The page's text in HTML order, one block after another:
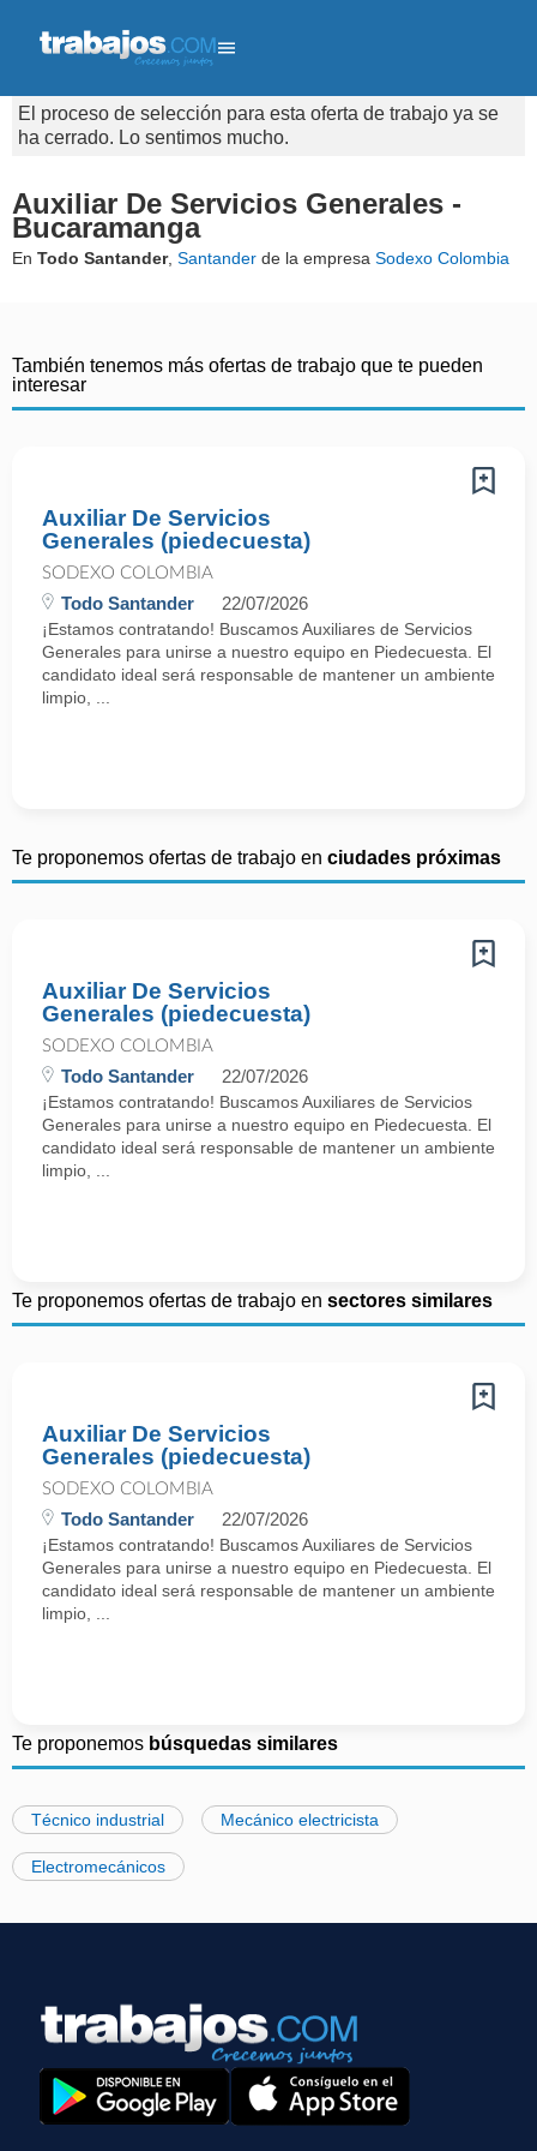
El proceso de selección para esta oferta de trabajo ya se
ha cerrado. Lo sentimos mucho.
Auxiliar De Servicios Generales -
Bucaramanga
En Todo Santander, Santander de la empresa Sodexo Colombia
También tenemos más ofertas de trabajo que te pueden
interesar
Auxiliar De Servicios
Generales (piedecuesta)
SODEXO COLOMBIA
Todo Santander 22/07/2026
¡Estamos contratando! Buscamos Auxiliares de Servicios
Generales para unirse a nuestro equipo en Piedecuesta. El
candidato ideal será responsable de mantener un ambiente
limpio, ...
Te proponemos ofertas de trabajo en ciudades próximas
Auxiliar De Servicios
Generales (piedecuesta)
SODEXO COLOMBIA
Todo Santander 22/07/2026
¡Estamos contratando! Buscamos Auxiliares de Servicios
Generales para unirse a nuestro equipo en Piedecuesta. El
candidato ideal será responsable de mantener un ambiente
limpio, ...
Te proponemos ofertas de trabajo en sectores similares
Auxiliar De Servicios
Generales (piedecuesta)
SODEXO COLOMBIA
Todo Santander 22/07/2026
¡Estamos contratando! Buscamos Auxiliares de Servicios
Generales para unirse a nuestro equipo en Piedecuesta. El
candidato ideal será responsable de mantener un ambiente
limpio, ...
Te proponemos búsquedas similares
Técnico industrial Mecánico electricista
Electromecánicos